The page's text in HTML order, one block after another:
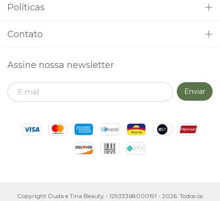
Políticas
Contato
Assine nossa newsletter
Copyright Duda e Tina Beauty - 12933368000191 - 2026. Todos os